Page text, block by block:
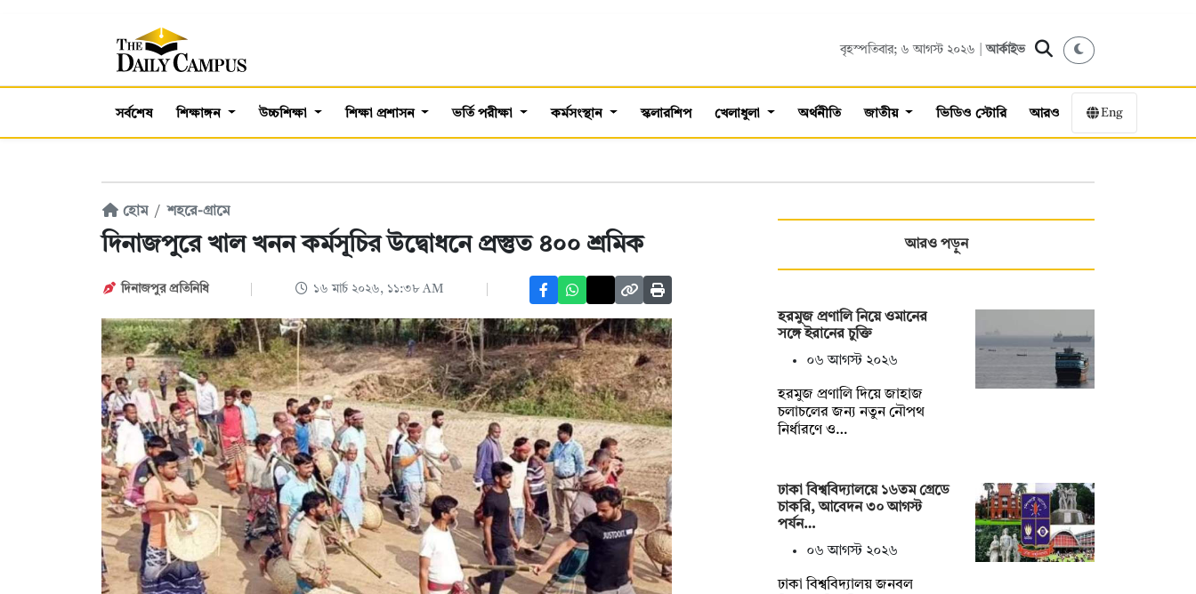
বৃহস্পতিবার; ৬ আগস্ট ২০২৬ |আর্কাইভ
সর্বশেষ শিক্ষাঙ্গন উচ্চশিক্ষা শিক্ষা প্রশাসন ভর্তি পরীক্ষা কর্মসংস্থান স্কলারশিপ খেলাধুলা অর্থনীতি জাতীয় ভিডিও স্টোরি আরও Eng
হোম শহরে-গ্রামে
দিনাজপুরে খাল খনন কর্মসূচির উদ্বোধনে প্রস্তুত ৪০০ শ্রমিক
দিনাজপুর প্রতিনিধি ১৬ মার্চ ২০২৬, ১১:৩৮ AM
আরও পড়ুন
হরমুজ প্রণালি নিয়ে ওমানের
সঙ্গে ইরানের চুক্তি
০৬ আগস্ট ২০২৬
হরমুজ প্রণালি দিয়ে জাহাজ
চলাচলের জন্য নতুন নৌপথ
নির্ধারণে ও…
ঢাকা বিশ্ববিদ্যালয়ে ১৬তম গ্রেডে
চাকরি, আবেদন ৩০ আগস্ট
পর্যন…
০৬ আগস্ট ২০২৬
ঢাকা বিশ্ববিদ্যালয় জনবল